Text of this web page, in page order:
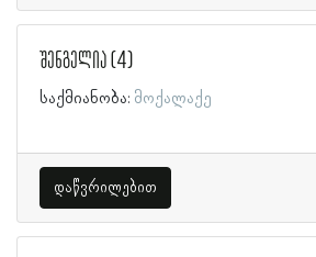
შენგელია (4)
საქმიანობა: მოქალაქე
დაწვრილებით